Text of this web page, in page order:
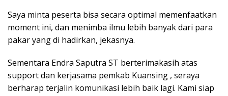
Saya minta peserta bisa secara optimal memenfaatkan
moment ini, dan menimba ilmu lebih banyak dari para
pakar yang di hadirkan, jekasnya.
Sementara Endra Saputra ST berterimakasih atas
support dan kerjasama pemkab Kuansing , seraya
berharap terjalin komunikasi lebih baik lagi. Kami siap